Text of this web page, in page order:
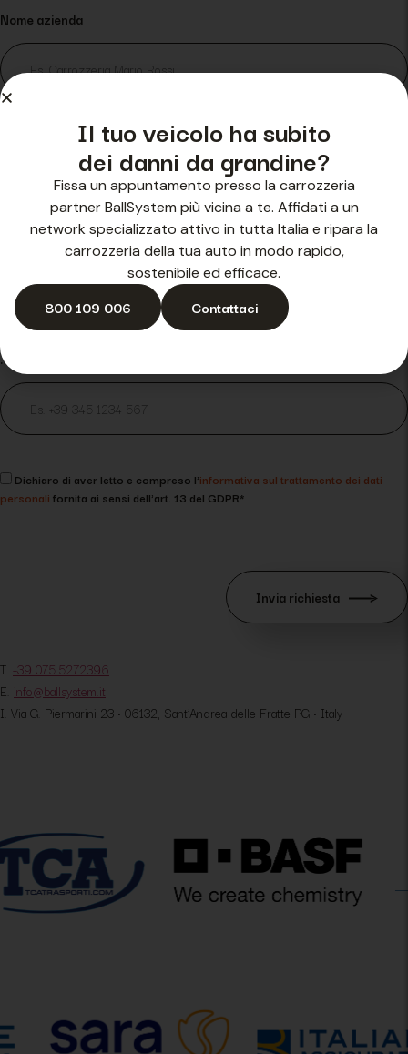
Nome azienda
Una mail dove risponderti?*
…un telefono?
Dichiaro di aver letto e compreso l'informativa sul trattamento dei dati
personali fornita ai sensi dell'art. 13 del GDPR*
Invia richiesta
T. +39 075.5272396
E. info@ballsystem.it
I. Via G. Piermarini 23 • 06132, Sant’Andrea delle Fratte PG • Italy
Il tuo veicolo ha subito
dei danni da grandine?
Fissa un appuntamento presso la carrozzeria
partner BallSystem più vicina a te. Affidati a un
network specializzato attivo in tutta Italia e ripara la
carrozzeria della tua auto in modo rapido,
sostenibile ed efficace.
800 109 006 Contattaci